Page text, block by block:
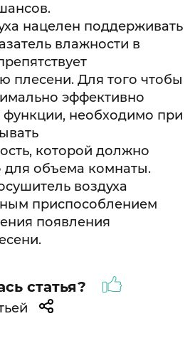
нацелен поддерживать
влажности в
плесени. Для того чтобы
эффективно
необходимо при
которой должно
для объема комнаты.
воздуха
приспособлением
появления
статья?